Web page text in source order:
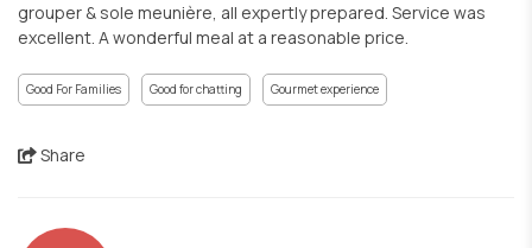
grouper & sole meunière, all expertly prepared. Service was
excellent. A wonderful meal at a reasonable price.
Good For Families Good for chatting Gourmet experience
Share